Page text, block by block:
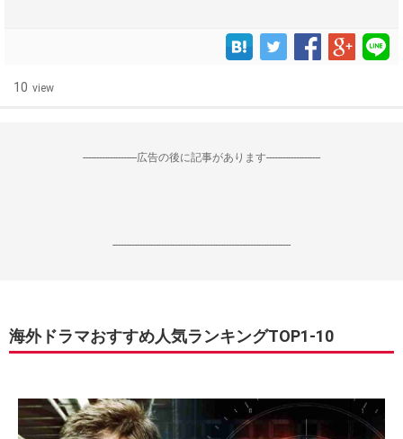
10 view
--------------------広告の後に記事があります--------------------
------------------------------------------------------------------
海外ドラマおすすめ人気ランキングTOP1-10